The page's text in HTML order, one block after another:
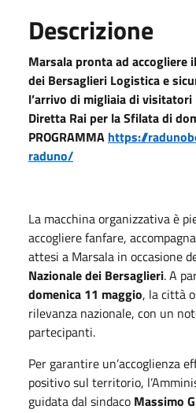
Descrizione
Marsala pronta ad accogliere
dei Bersaglieri Logistica e
l’arrivo di migliaia di visitatori
Diretta Rai per la Sfilata di
PROGRAMMA https://
raduno/
La macchina organizzativa è
accogliere fanfare,
attesi a Marsala in occasione
Nazionale dei Bersaglieri. A
domenica 11 maggio, la città
rilevanza nazionale, con un
partecipanti.
Per garantire un’accoglienza
positivo sul territorio,
guidata dal sindaco Massimo